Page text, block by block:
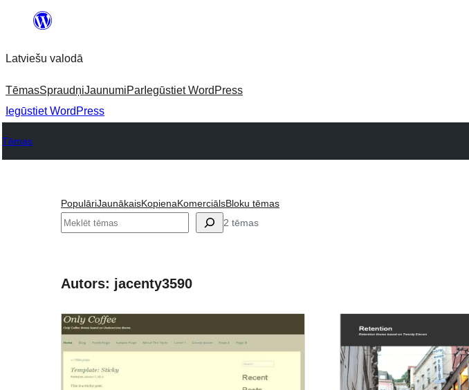
Pāriet
saturu
Latviešu valodā
TēmasSpraudņiJaunumiPar Iegūstiet WordPress
Iegūstiet WordPress
Tēmas
PopulāriJaunākaisKopienaKomerciālsBloku tēmas
Meklēt 2 tēmas
Autors: jacenty3590